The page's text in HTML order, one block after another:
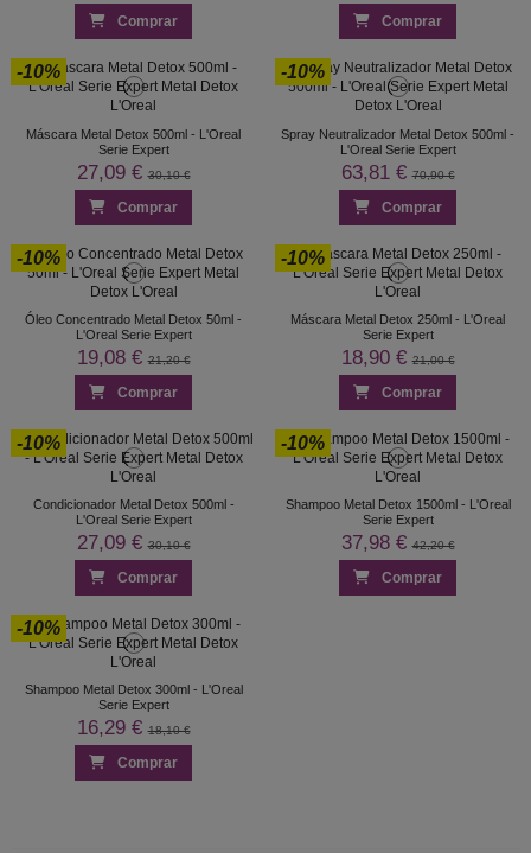
Comprar Comprar
-10%
Máscara Metal Detox 500ml - L'Oreal
Serie Expert
27,09 €30,10 €
Comprar
-10%
Spray Neutralizador Metal Detox 500ml -
L'Oreal Serie Expert
63,81 €70,90 €
Comprar
-10%
Óleo Concentrado Metal Detox 50ml -
L'Oreal Serie Expert
19,08 €21,20 €
Comprar
-10%
Máscara Metal Detox 250ml - L'Oreal
Serie Expert
18,90 €21,00 €
Comprar
-10%
Condicionador Metal Detox 500ml -
L'Oreal Serie Expert
27,09 €30,10 €
Comprar
-10%
Shampoo Metal Detox 1500ml - L'Oreal
Serie Expert
37,98 €42,20 €
Comprar
-10%
Shampoo Metal Detox 300ml - L'Oreal
Serie Expert
16,29 €18,10 €
Comprar